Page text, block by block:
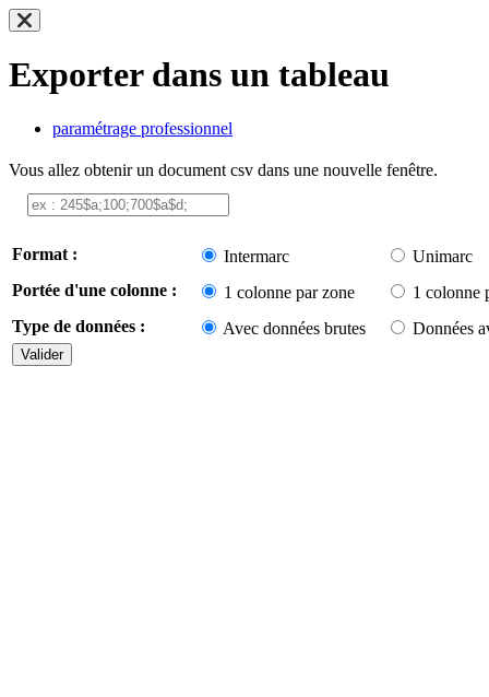
Exporter dans un tableau
paramétrage professionnel
Vous allez obtenir un document csv dans une nouvelle fenêtre.
Format : Intermarc
Unimarc
Portée d'une colonne :
1 colonne par zone
1 colonne
Type de données :
Avec données brutes Données